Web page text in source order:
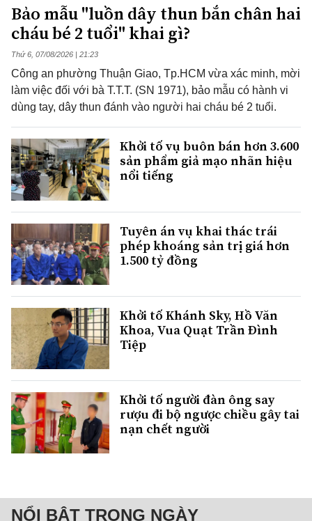
Bảo mẫu "luồn dây thun bắn chân hai
cháu bé 2 tuổi" khai gì?
Thứ 6, 07/08/2026 | 21:23
Công an phường Thuận Giao, Tp.HCM vừa xác minh, mời
làm việc đối với bà T.T.T. (SN 1971), bảo mẫu có hành vi
dùng tay, dây thun đánh vào người hai cháu bé 2 tuổi.
Khởi tố vụ buôn bán hơn 3.600
sản phẩm giả mạo nhãn hiệu
nổi tiếng
Tuyên án vụ khai thác trái
phép khoáng sản trị giá hơn
1.500 tỷ đồng
Khởi tố Khánh Sky, Hồ Văn
Khoa, Vua Quạt Trần Đình
Tiệp
Khởi tố người đàn ông say
rượu đi bộ ngược chiều gây tai
nạn chết người
NỔI BẬT TRONG NGÀY